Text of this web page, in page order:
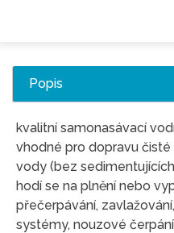
Popis
kvalitní samonasávací
vhodné pro dopravu
vody (bez
hodí se na plnění nebo
přečerpávání,
systémy, nouzové